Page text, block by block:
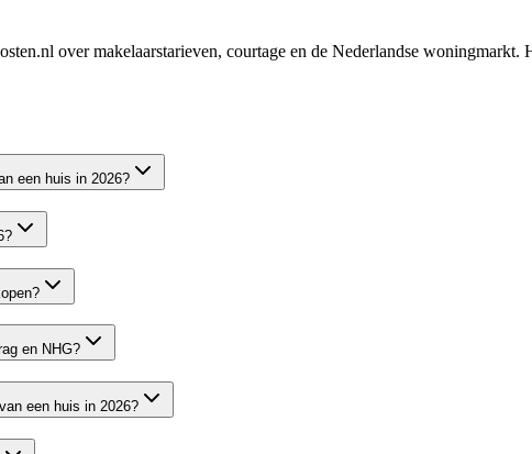
over makelaarstarieven, courtage en de Nederlandse
een huis in 2026?
en NHG?
een huis in 2026?